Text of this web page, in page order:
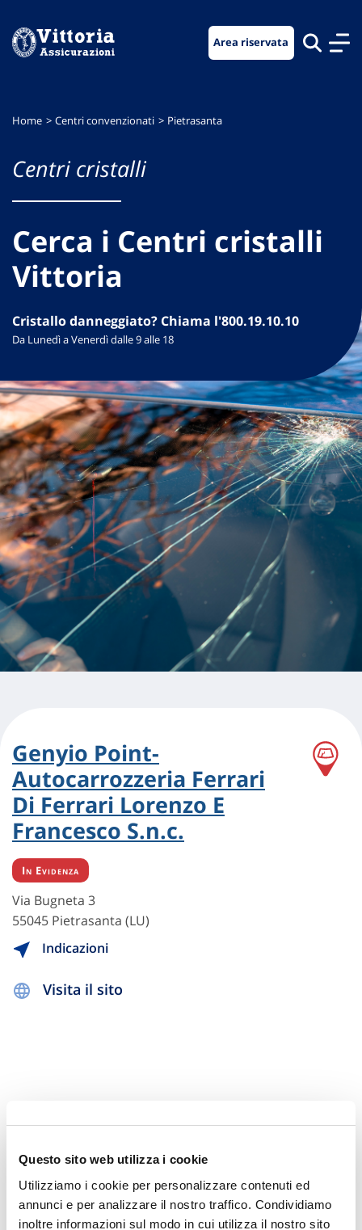
Questo sito web utilizza i cookie
Utilizziamo i cookie per personalizzare contenuti ed
annunci e per analizzare il nostro traffico. Condividiamo
inoltre informazioni sul modo in cui utilizza il nostro sito
menu
contenuto
footer
Area riservata
Home Centri convenzionati Pietrasanta
Centri cristalli
Cerca i Centri cristalli
Vittoria
Cristallo danneggiato? Chiama l'800.19.10.10
Da Lunedì a Venerdì dalle 9 alle 18
Genyio Point-
Autocarrozzeria Ferrari
Di Ferrari Lorenzo E
Francesco S.n.c.
In Evidenza
Via Bugneta 3
55045 Pietrasanta (LU)
Indicazioni
Visita il sito
Hai bisogno di